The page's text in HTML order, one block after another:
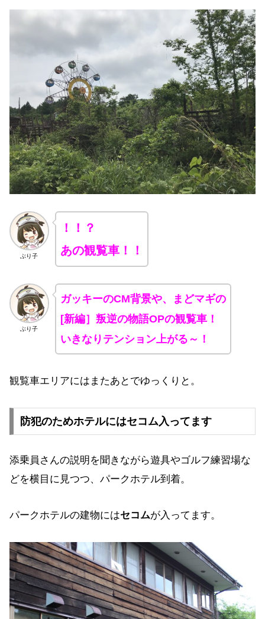
ぶり子
！！？
あの観覧車！！
ぶり子
ガッキーのCM背景や、
まどマギの
[新編］叛逆の物語OPの観覧車！
いきなりテンション上がる～！
観覧車エリアにはまたあとでゆっくりと。
防犯のためホテルにはセコム入ってます
添乗員さんの説明を聞きながら遊具やゴルフ練習場な
どを横目に見つつ、パークホテル到着。
パークホテルの建物にはセコムが入ってます。